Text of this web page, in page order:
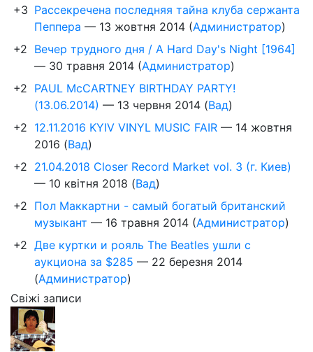
+3 Рассекречена последняя тайна клуба сержанта
Пеппера — 13 жовтня 2014 (Администратор)
+2 Вечер трудного дня / A Hard Day's Night [1964]
— 30 травня 2014 (Администратор)
+2 PAUL McCARTNEY BIRTHDAY PARTY!
(13.06.2014) — 13 червня 2014 (Вад)
+2 12.11.2016 KYIV VINYL MUSIC FAIR — 14 жовтня
2016 (Вад)
+2 21.04.2018 Closer Record Market vol. 3 (г. Киев)
— 10 квітня 2018 (Вад)
+2 Пол Маккартни - самый богатый британский
музыкант — 16 травня 2014 (Администратор)
+2 Две куртки и рояль The Beatles ушли с
аукциона за $285 — 22 березня 2014
(Администратор)
Свіжі записи